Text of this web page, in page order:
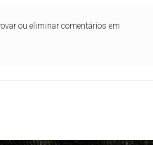
ou eliminar comentários em